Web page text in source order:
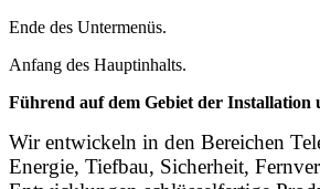
Ende des Untermenüs.
Anfang des Hauptinhalts.
Führend auf dem Gebiet der Installation
Wir entwickeln in den Bereichen
Energie, Tiefbau, Sicherheit,